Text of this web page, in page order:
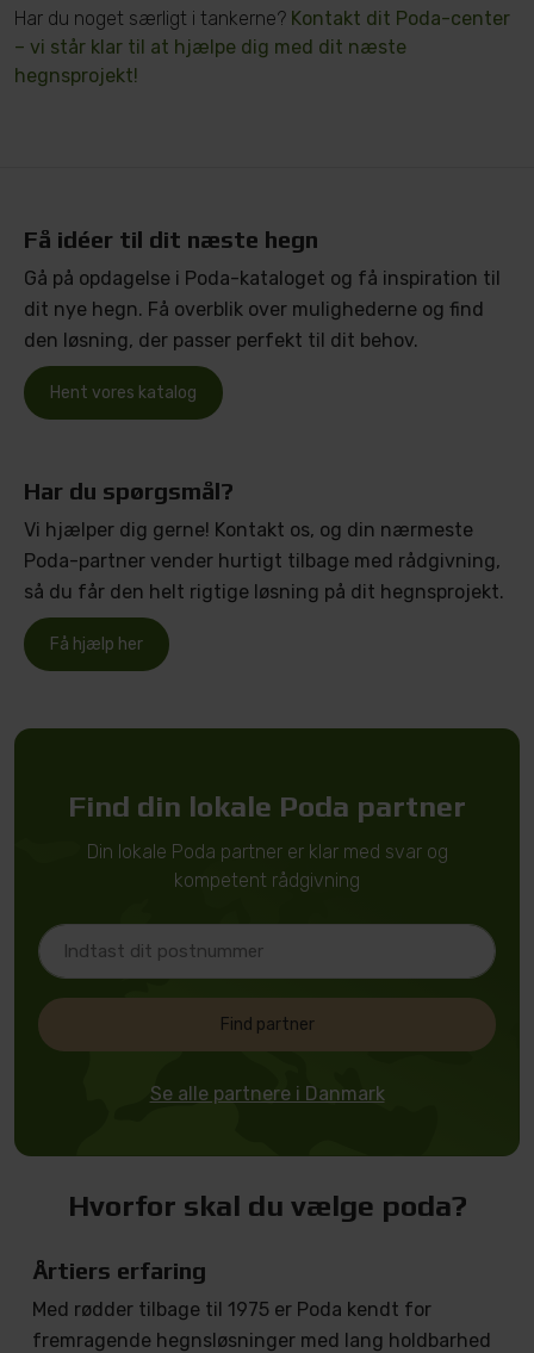
Har du noget særligt i tankerne? Kontakt dit Poda-center
– vi står klar til at hjælpe dig med dit næste
hegnsprojekt!
Få idéer til dit næste hegn
Gå på opdagelse i Poda-kataloget og få inspiration til
dit nye hegn. Få overblik over mulighederne og find
den løsning, der passer perfekt til dit behov.
Hent vores katalog
Har du spørgsmål?
Vi hjælper dig gerne! Kontakt os, og din nærmeste
Poda-partner vender hurtigt tilbage med rådgivning,
så du får den helt rigtige løsning på dit hegnsprojekt.
Få hjælp her
Find din lokale Poda partner
Din lokale Poda partner er klar med svar og
kompetent rådgivning
Find partner
Se alle partnere i Danmark
Hvorfor skal du vælge poda?
Årtiers erfaring
Med rødder tilbage til 1975 er Poda kendt for
fremragende hegnsløsninger med lang holdbarhed